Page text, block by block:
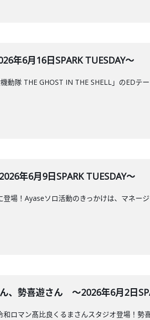
年6月16日SPARK TUESDAY～
動隊 THE GHOST IN THE SHELL」のED
年6月9日SPARK TUESDAY～
場！Ayaseソロ活動のきっかけは、マネー
、勢喜遊さん ～2026年6月2日
ロマン髙比良くるまさんスタジオ登場！